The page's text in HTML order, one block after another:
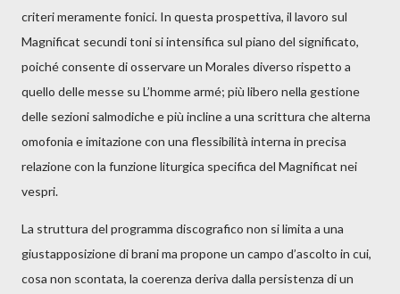
criteri meramente fonici. In questa prospettiva, il lavoro sul
Magnificat secundi toni si intensifica sul piano del significato,
poiché consente di osservare un Morales diverso rispetto a
quello delle messe su L’homme armé; più libero nella gestione
delle sezioni salmodiche e più incline a una scrittura che alterna
omofonia e imitazione con una flessibilità interna in precisa
relazione con la funzione liturgica specifica del Magnificat nei
vespri.
La struttura del programma discografico non si limita a una
giustapposizione di brani ma propone un campo d’ascolto in cui,
cosa non scontata, la coerenza deriva dalla persistenza di un